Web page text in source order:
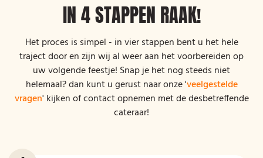
IN 4 STAPPEN RAAK!
Het proces is simpel - in vier stappen bent u het hele
traject door en zijn wij al weer aan het voorbereiden op
uw volgende feestje! Snap je het nog steeds niet
helemaal? dan kunt u gerust naar onze 'veelgestelde
vragen' kijken of contact opnemen met de desbetreffende
cateraar!